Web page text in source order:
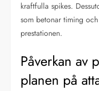
kraftfulla spikes.
som betonar timing
prestationen.
Påverkan av
planen på